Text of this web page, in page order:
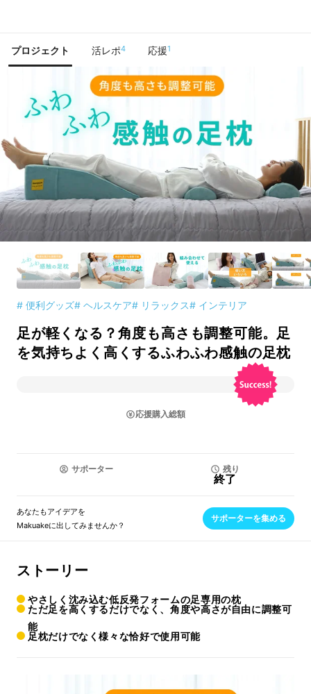
プロジェクト 活レポ4 応援1
# 便利グッズ# ヘルスケア# リラックス# インテリア
足が軽くなる？角度も高さも調整可能。足
を気持ちよく高くするふわふわ感触の足枕
応援購入総額
サポーター 残り
終了
あなたもアイデアを
Makuakeに出してみませんか？
サポーターを集める
ストーリー
やさしく沈み込む低反発フォームの足専用の枕
ただ足を高くするだけでなく、角度や高さが自由に調整可
能
足枕だけでなく様々な恰好で使用可能